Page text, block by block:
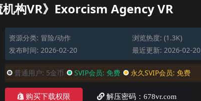
构VR》Exorcism Agency VR
资源分类: 冒险/动作
浏览热度: (1.3K)
发布时间: 2026-02-20
最近更新: 2026-02-20
普通用户: 5金币 SVIP会员: 免费 永久SVIP会员: 免费
购买下载权限 解压密码：678vr.com